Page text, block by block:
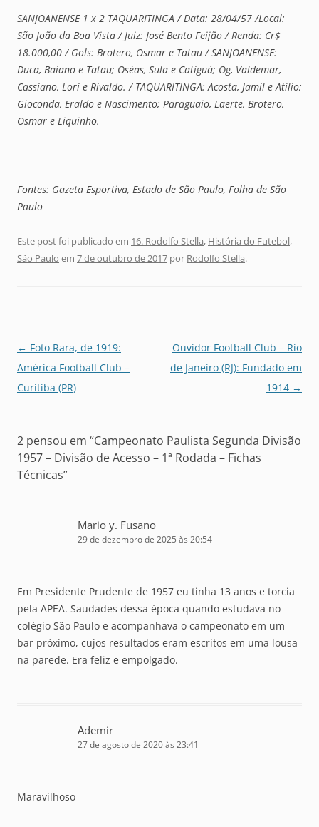
SANJOANENSE 1 x 2 TAQUARITINGA / Data: 28/04/57 /Local:
São João da Boa Vista / Juiz: José Bento Feijão / Renda: Cr$
18.000,00 / Gols: Brotero, Osmar e Tatau / SANJOANENSE:
Duca, Baiano e Tatau; Oséas, Sula e Catiguá; Og, Valdemar,
Cassiano, Lori e Rivaldo. / TAQUARITINGA: Acosta, Jamil e Atílio;
Gioconda, Eraldo e Nascimento; Paraguaio, Laerte, Brotero,
Osmar e Liquinho.
Fontes: Gazeta Esportiva, Estado de São Paulo, Folha de São
Paulo
Este post foi publicado em 16. Rodolfo Stella, História do Futebol,
São Paulo em 7 de outubro de 2017 por Rodolfo Stella.
Navegação
de
posts
← Foto Rara, de 1919:
América Football Club –
Curitiba (PR)
Ouvidor Football Club – Rio
de Janeiro (RJ): Fundado em
1914 →
2 pensou em “Campeonato Paulista Segunda Divisão
1957 – Divisão de Acesso – 1ª Rodada – Fichas
Técnicas”
Mario y. Fusano
29 de dezembro de 2025 às 20:54
Em Presidente Prudente de 1957 eu tinha 13 anos e torcia
pela APEA. Saudades dessa época quando estudava no
colégio São Paulo e acompanhava o campeonato em um
bar próximo, cujos resultados eram escritos em uma lousa
na parede. Era feliz e empolgado.
Ademir
27 de agosto de 2020 às 23:41
Maravilhoso